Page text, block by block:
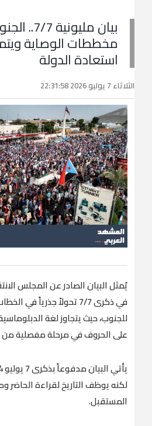
بيان
مخططات الوصاية
استعادة الدولة
الثلاثاء 7 يوليو 2026 22:31:58
يُمثل البيان الصادر عن المجلس
في ذكرى 7/7 تحولاً جذرياً
للجنوب، حيث يتجاوز لغة
على الحروف في مرحلة مفصلية من
لكنه يوظف التاريخ لقراءة الحاضر
المستقبل.